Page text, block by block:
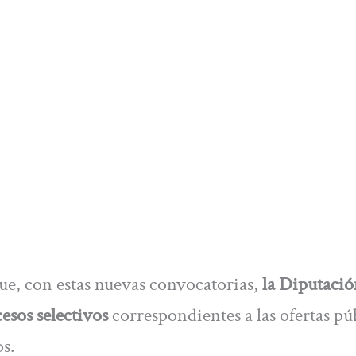
con estas nuevas convocatorias,la
selectivoscorrespondientes a las ofertas